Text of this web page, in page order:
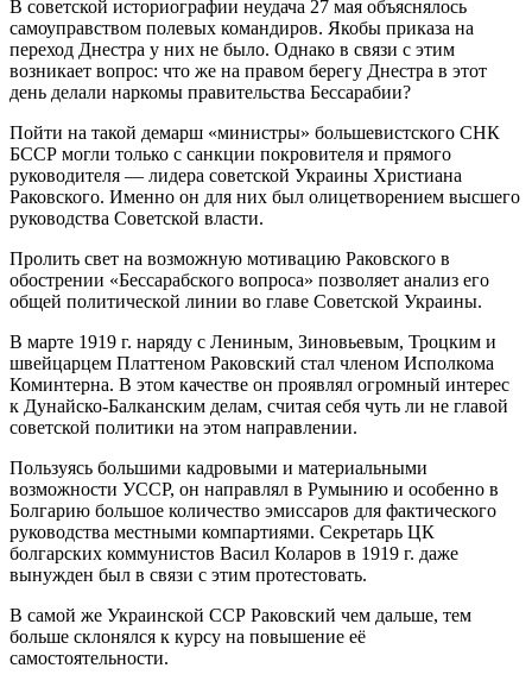
В советской историографии неудача 27 мая объяснялось
самоуправством полевых командиров. Якобы приказа на
переход Днестра у них не было. Однако в связи с этим
возникает вопрос: что же на правом берегу Днестра в этот
день делали наркомы правительства Бессарабии?
Пойти на такой демарш «министры» большевистского СНК
БССР могли только с санкции покровителя и прямого
руководителя — лидера советской Украины Христиана
Раковского. Именно он для них был олицетворением высшего
руководства Советской власти.
Пролить свет на возможную мотивацию Раковского в
обострении «Бессарабского вопроса» позволяет анализ его
общей политической линии во главе Советской Украины.
В марте 1919 г. наряду с Лениным, Зиновьевым, Троцким и
швейцарцем Платтеном Раковский стал членом Исполкома
Коминтерна. В этом качестве он проявлял огромный интерес
к Дунайско-Балканским делам, считая себя чуть ли не главой
советской политики на этом направлении.
Пользуясь большими кадровыми и материальными
возможности УССР, он направлял в Румынию и особенно в
Болгарию большое количество эмиссаров для фактического
руководства местными компартиями. Секретарь ЦК
болгарских коммунистов Васил Коларов в 1919 г. даже
вынужден был в связи с этим протестовать.
В самой же Украинской ССР Раковский чем дальше, тем
больше склонялся к курсу на повышение её
самостоятельности.